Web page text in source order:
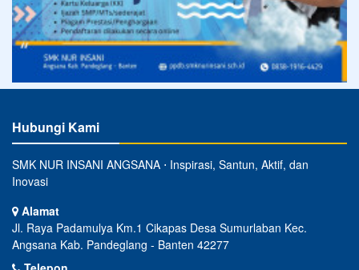
Hubungi Kami
SMK NUR INSANI ANGSANA ⋅ Inspirasi, Santun, Aktif, dan
Inovasi
Alamat
Jl. Raya Padamulya Km.1 Cikapas Desa Sumurlaban Kec.
Angsana Kab. Pandeglang - Banten 42277